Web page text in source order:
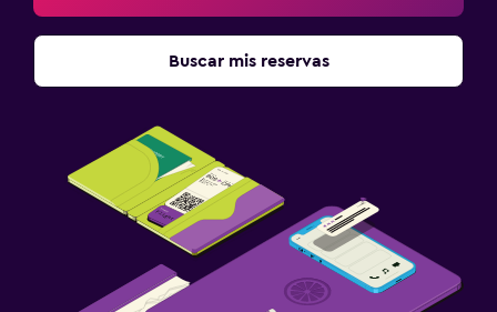
Buscar mis reservas